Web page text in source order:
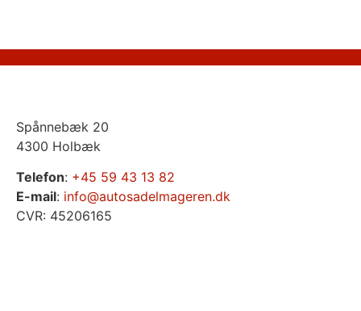
Spånnebæk 20
4300 Holbæk
Telefon: +45 59 43 13 82
E-mail: info@autosadelmageren.dk
CVR: 45206165